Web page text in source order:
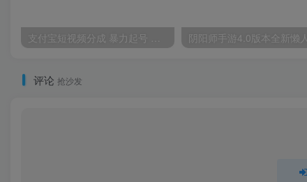
支付宝短视频分成 暴力起号 无脑操作 单号日收200+
评论 抢沙发